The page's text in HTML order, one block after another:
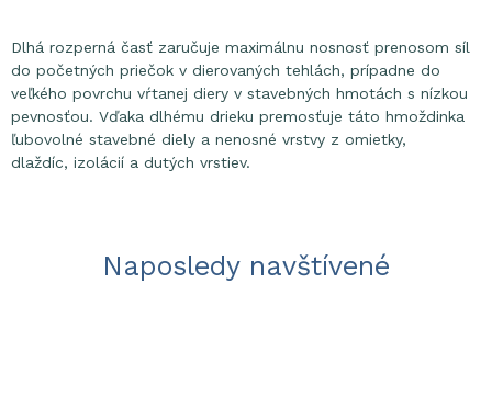
Dlhá rozperná časť zaručuje maximálnu nosnosť prenosom síl
do početných priečok v dierovaných tehlách, prípadne do
veľkého povrchu vŕtanej diery v stavebných hmotách s nízkou
pevnosťou. Vďaka dlhému drieku premosťuje táto hmoždinka
ľubovolné stavebné diely a nenosné vrstvy z omietky,
dlaždíc, izolácií a dutých vrstiev.
Naposledy navštívené